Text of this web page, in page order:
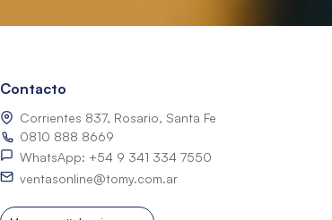
Contacto
Corrientes 837, Rosario, Santa Fe
0810 888 8669
WhatsApp: +54 9 341 334 7550
ventasonline@tomy.com.ar